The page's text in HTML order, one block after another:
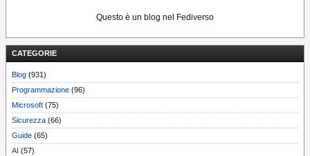
Questo è un blog nel Fediverso
CATEGORIE
Blog (931)
Programmazione (96)
Microsoft (75)
Sicurezza (66)
Guide (65)
AI (57)